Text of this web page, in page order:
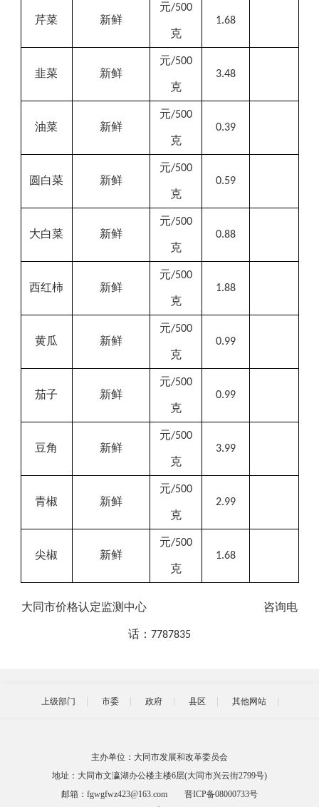
芹菜 新鲜
元/500
克
1.68
韭菜 新鲜
元/500
克
3.48
油菜 新鲜
元/500
克
0.39
圆白菜 新鲜
元/500
克
0.59
大白菜 新鲜
元/500
克
0.88
西红柿 新鲜
元/500
克
1.88
黄瓜 新鲜
元/500
克
0.99
茄子 新鲜
元/500
克
0.99
豆角 新鲜
元/500
克
3.99
青椒 新鲜
元/500
克
2.99
尖椒 新鲜
元/500
克
1.68
大同市价格认定监测中心 咨询电
话： 7787835
上级部门 市委 政府 县区 其他网站
主办单位：大同市发展和改革委员会
地址：大同市文瀛湖办公楼主楼6层(大同市兴云街2799号)
邮箱：fgwgfwz423@163.com
晋ICP备08000733号